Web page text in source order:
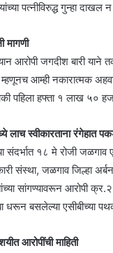
पत्नीविरुद्ध गुन्हा
मागणी
आरोपी जगदीश बारी याने
आम्ही नकारात्मक
पहिला हफ्ता १ लाख ५०
लाच स्वीकारताना रंगेहात
संदर्भात १८ मे रोजी
संस्था, जळगाव जिल्हा
सांगण्यावरून आरोपी
धरून बसलेल्या एसीबीच्या
आरोपींची माहिती